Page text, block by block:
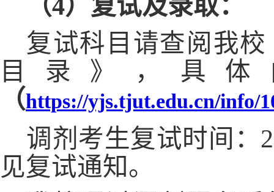
（4）复试及录取：
复试科目请查阅我校
目录》，具
（https://yjs.tjut.edu.cn/info/
调剂考生复试时间：
见复试通知。